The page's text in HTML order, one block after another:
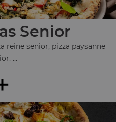
Senior
reine senior, pizza paysanne
...